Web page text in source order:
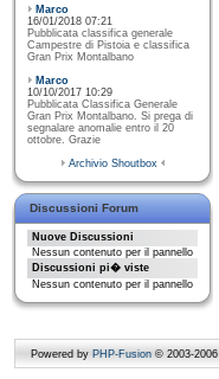
Marco
16/01/2018 07:21
Pubblicata classifica generale
Campestre di Pistoia e classifica
Gran Prix Montalbano
Marco
10/10/2017 10:29
Pubblicata Classifica Generale
Gran Prix Montalbano. Si prega di
segnalare anomalie entro il 20
ottobre. Grazie
Archivio Shoutbox
Discussioni Forum
Nuove Discussioni
Nessun contenuto per il pannello
Discussioni pi� viste
Nessun contenuto per il pannello
Powered by PHP-Fusion © 2003-2006